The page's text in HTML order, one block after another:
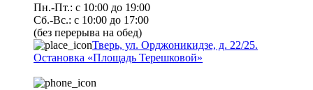
Пн.-Пт.: с 10:00 до 19:00
Сб.-Вс.: с 10:00 до 17:00
(без перерыва на обед)
Тверь, ул. Орджоникидзе, д. 22/25.
Остановка «Площадь Терешковой»